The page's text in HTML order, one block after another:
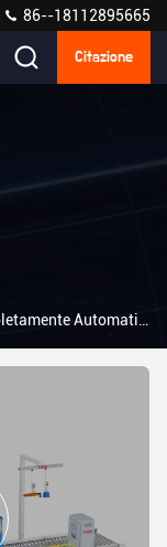
86--18112895665
Citazione
Automatiche